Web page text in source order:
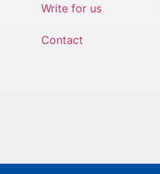
Write for us
Contact